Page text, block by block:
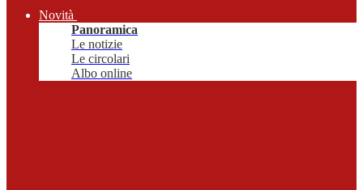
Novità
Panoramica
Le notizie
Le circolari
Albo online